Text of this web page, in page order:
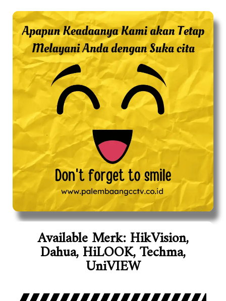
Available Merk: HikVision,
Dahua, HiLOOK, Techma,
UniVIEW